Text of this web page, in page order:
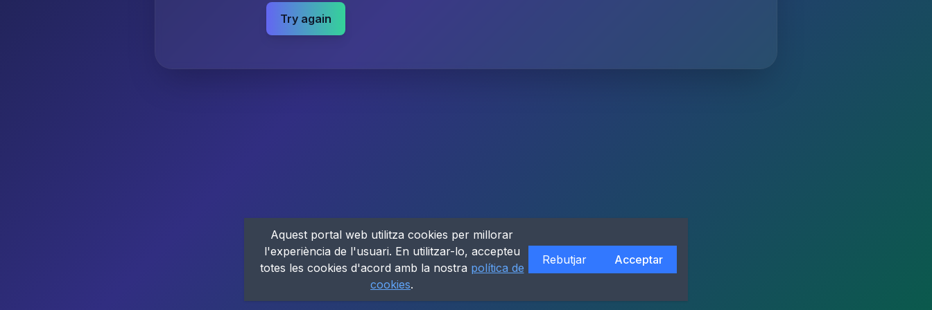
Try again
Aquest portal web utilitza cookies per millorar
l'experiència de l'usuari. En utilitzar-lo, accepteu
totes les cookies d'acord amb la nostra política de
cookies.
Rebutjar Acceptar